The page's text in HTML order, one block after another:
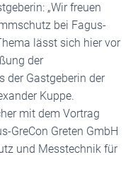
„Wir freuen
bei Fagus-
lässt sich hier vor
der
der Gastgeberin der
Kuppe.
mit dem Vortrag
GreCon Greten GmbH
und Messtechnik für